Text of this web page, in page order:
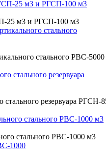
25 м3 и РГСП-100 м3
стального РВС-5000
стального резервуара РГСН-
стального РВС-1000 м3